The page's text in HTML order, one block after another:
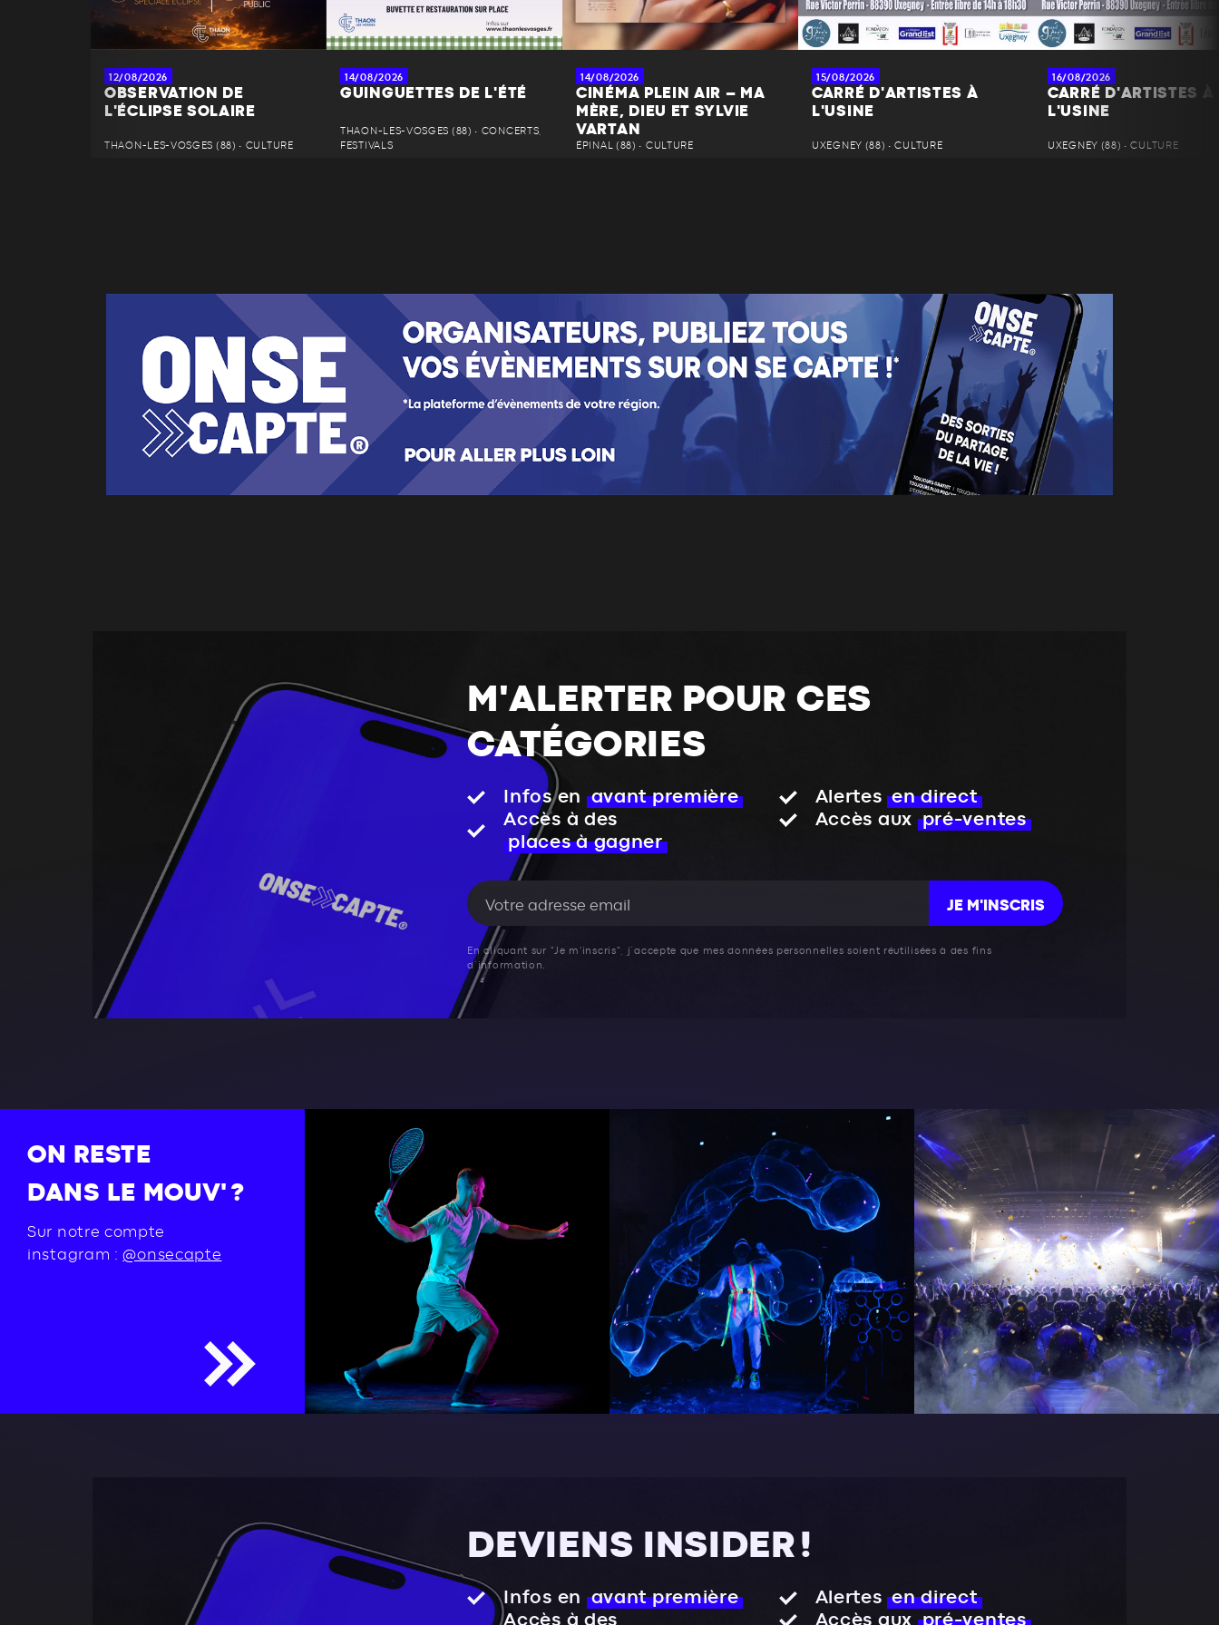
12/08/2026
OBSERVATION DE
L'ÉCLIPSE SOLAIRE
THAON-LES-VOSGES (88) • CULTURE
14/08/2026
GUINGUETTES DE L'ÉTÉ
THAON-LES-VOSGES (88) • CONCERTS,
FESTIVALS
14/08/2026
CINÉMA PLEIN AIR – MA
MÈRE, DIEU ET SYLVIE
VARTAN
ÉPINAL (88) • CULTURE
15/08/2026
CARRÉ D'ARTISTES À
L'USINE
UXEGNEY (88) • CULTURE
16/08/2026
CARRÉ D'ARTISTES À
L'USINE
UXEGNEY (88) • CULTURE
M'ALERTER POUR CES
CATÉGORIES
Infos en avant première Alertes en direct
Accès à des
places à gagner
Accès aux pré-ventes
JE M'INSCRIS
En cliquant sur "Je m'inscris", j’accepte que mes données personnelles soient réutilisées à des fins
d’information.
ON RESTE
DANS LE MOUV' ?
Sur notre compte
instagram :@onsecapte
DEVIENS INSIDER !
Infos en avant première Alertes en direct
Accès à des
Accès aux pré-ventes